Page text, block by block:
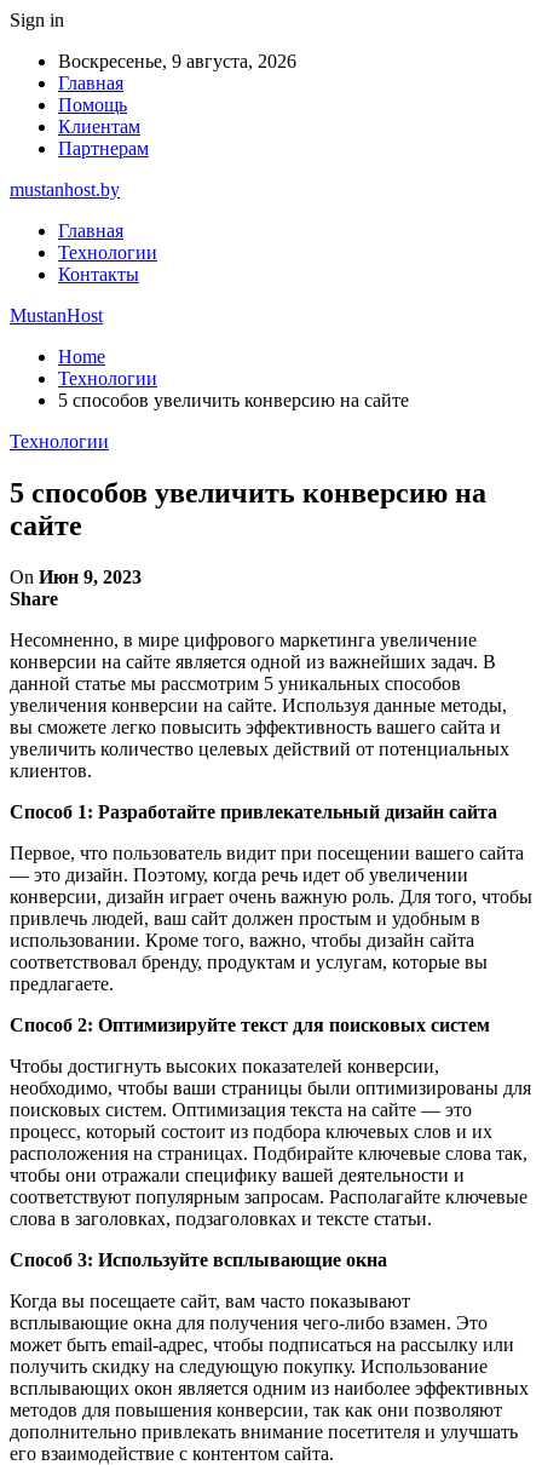
Sign in
Воскресенье, 9 августа, 2026
Главная
Помощь
Клиентам
Партнерам
mustanhost.by
Главная
Технологии
Контакты
MustanHost
Home
Технологии
5 способов увеличить конверсию на сайте
Технологии
5 способов увеличить конверсию на
сайте
On Июн 9, 2023
Share
Несомненно, в мире цифрового маркетинга увеличение
конверсии на сайте является одной из важнейших задач. В
данной статье мы рассмотрим 5 уникальных способов
увеличения конверсии на сайте. Используя данные методы,
вы сможете легко повысить эффективность вашего сайта и
увеличить количество целевых действий от потенциальных
клиентов.
Способ 1: Разработайте привлекательный дизайн сайта
Первое, что пользователь видит при посещении вашего сайта
— это дизайн. Поэтому, когда речь идет об увеличении
конверсии, дизайн играет очень важную роль. Для того, чтобы
привлечь людей, ваш сайт должен простым и удобным в
использовании. Кроме того, важно, чтобы дизайн сайта
соответствовал бренду, продуктам и услугам, которые вы
предлагаете.
Способ 2: Оптимизируйте текст для поисковых систем
Чтобы достигнуть высоких показателей конверсии,
необходимо, чтобы ваши страницы были оптимизированы для
поисковых систем. Оптимизация текста на сайте — это
процесс, который состоит из подбора ключевых слов и их
расположения на страницах. Подбирайте ключевые слова так,
чтобы они отражали специфику вашей деятельности и
соответствуют популярным запросам. Располагайте ключевые
слова в заголовках, подзаголовках и тексте статьи.
Способ 3: Используйте всплывающие окна
Когда вы посещаете сайт, вам часто показывают
всплывающие окна для получения чего-либо взамен. Это
может быть email-адрес, чтобы подписаться на рассылку или
получить скидку на следующую покупку. Использование
всплывающих окон является одним из наиболее эффективных
методов для повышения конверсии, так как они позволяют
дополнительно привлекать внимание посетителя и улучшать
его взаимодействие с контентом сайта.